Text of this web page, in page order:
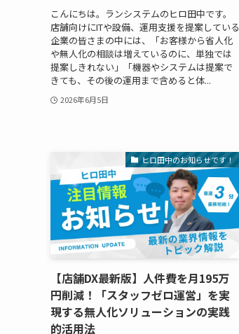
こんにちは。ランシステムのヒロ田中です。
店舗向けにITや設備、運用支援を提案している
企業の皆さまの中には、「お客様から省人化
や無人化の相談は増えているのに、単独では
提案しきれない」「機器やシステムは提案で
きても、その後の運用まで含めると体...
2026年6月5日
ヒロ田中のお知らせです！
【店舗DX最新版】人件費を月195万
円削減！「スタッフゼロ運営」を実
現する無人化ソリューションの実践
的活用法